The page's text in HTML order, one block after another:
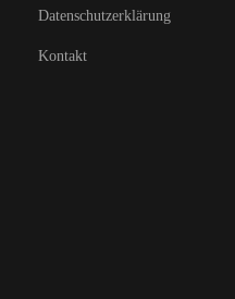
Datenschutzerklärung
Kontakt